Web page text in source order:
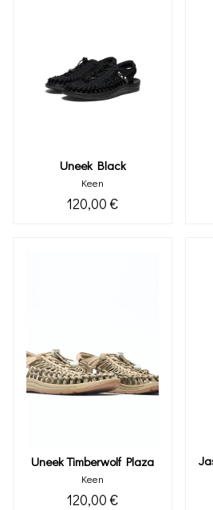
Uneek Black
Keen
120,00 €
Uneek Timberwolf Plaza
Keen
120,00 €